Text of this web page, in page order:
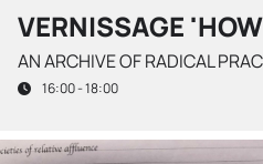
VERNISSAGE
AN ARCHIVE OF RADICAL
16:00 - 18:00